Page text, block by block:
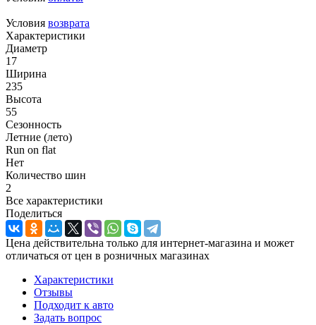
Условия возврата
Характеристики
Диаметр
17
Ширина
235
Высота
55
Сезонность
Летние (лето)
Run on flat
Нет
Количество шин
2
Все характеристики
Поделиться
Цена действительна только для интернет-магазина и может
отличаться от цен в розничных магазинах
Характеристики
Отзывы
Подходит к авто
Задать вопрос